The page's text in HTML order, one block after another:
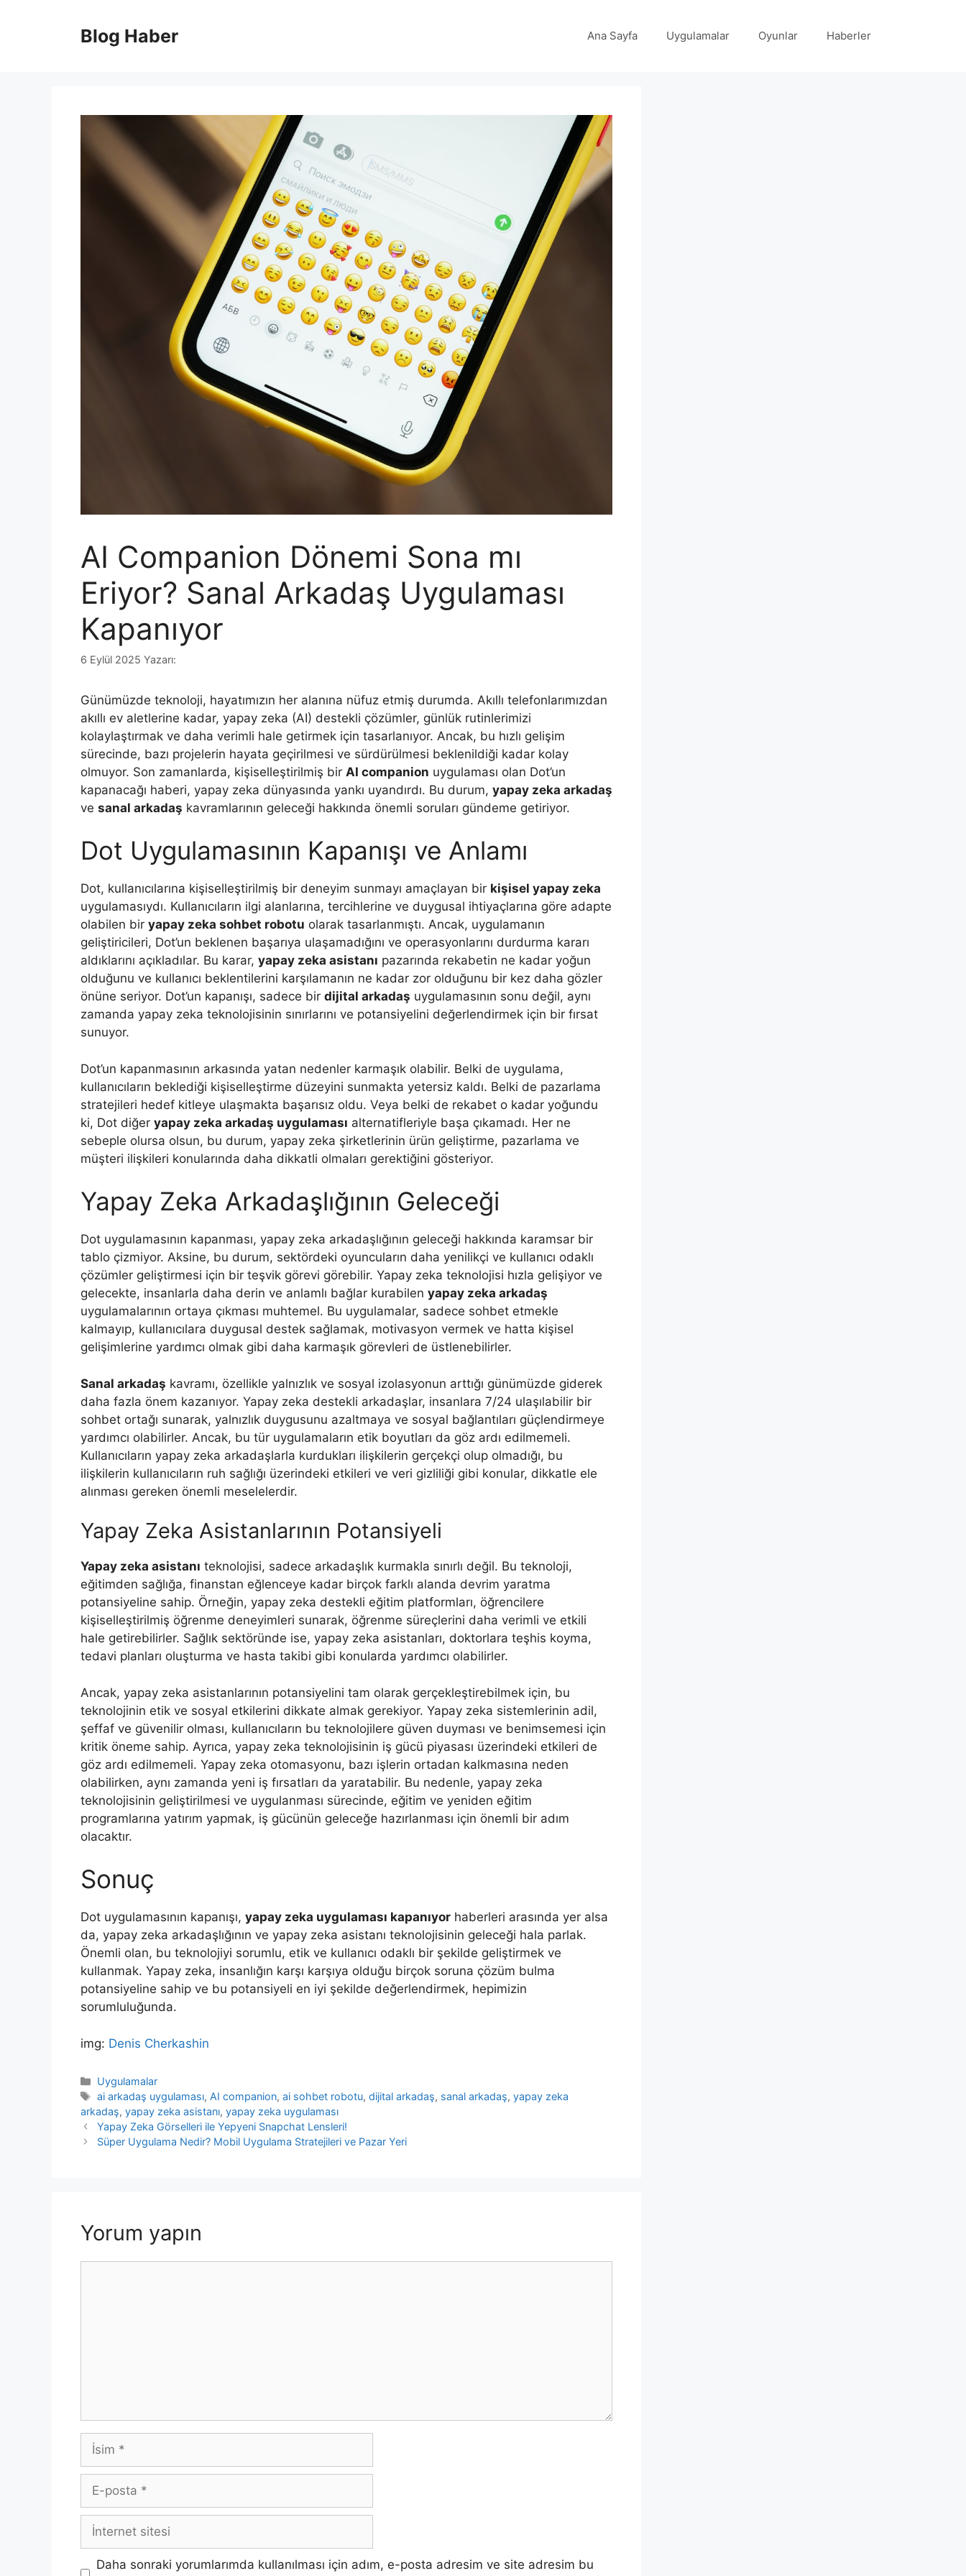
Blog Haber Ana Sayfa Uygulamalar Oyunlar Haberler
AI Companion Dönemi Sona mı
Eriyor? Sanal Arkadaş Uygulaması
Kapanıyor
6 Eylül 2025 Yazarı:
Günümüzde teknoloji, hayatımızın her alanına nüfuz etmiş durumda. Akıllı telefonlarımızdan
akıllı ev aletlerine kadar, yapay zeka (AI) destekli çözümler, günlük rutinlerimizi
kolaylaştırmak ve daha verimli hale getirmek için tasarlanıyor. Ancak, bu hızlı gelişim
sürecinde, bazı projelerin hayata geçirilmesi ve sürdürülmesi beklenildiği kadar kolay
olmuyor. Son zamanlarda, kişiselleştirilmiş bir AI companion uygulaması olan Dot’un
kapanacağı haberi, yapay zeka dünyasında yankı uyandırdı. Bu durum, yapay zeka arkadaş
ve sanal arkadaş kavramlarının geleceği hakkında önemli soruları gündeme getiriyor.
Dot Uygulamasının Kapanışı ve Anlamı
Dot, kullanıcılarına kişiselleştirilmiş bir deneyim sunmayı amaçlayan bir kişisel yapay zeka
uygulamasıydı. Kullanıcıların ilgi alanlarına, tercihlerine ve duygusal ihtiyaçlarına göre adapte
olabilen bir yapay zeka sohbet robotu olarak tasarlanmıştı. Ancak, uygulamanın
geliştiricileri, Dot’un beklenen başarıya ulaşamadığını ve operasyonlarını durdurma kararı
aldıklarını açıkladılar. Bu karar, yapay zeka asistanı pazarında rekabetin ne kadar yoğun
olduğunu ve kullanıcı beklentilerini karşılamanın ne kadar zor olduğunu bir kez daha gözler
önüne seriyor. Dot’un kapanışı, sadece bir dijital arkadaş uygulamasının sonu değil, aynı
zamanda yapay zeka teknolojisinin sınırlarını ve potansiyelini değerlendirmek için bir fırsat
sunuyor.
Dot’un kapanmasının arkasında yatan nedenler karmaşık olabilir. Belki de uygulama,
kullanıcıların beklediği kişiselleştirme düzeyini sunmakta yetersiz kaldı. Belki de pazarlama
stratejileri hedef kitleye ulaşmakta başarısız oldu. Veya belki de rekabet o kadar yoğundu
ki, Dot diğer yapay zeka arkadaş uygulaması alternatifleriyle başa çıkamadı. Her ne
sebeple olursa olsun, bu durum, yapay zeka şirketlerinin ürün geliştirme, pazarlama ve
müşteri ilişkileri konularında daha dikkatli olmaları gerektiğini gösteriyor.
Yapay Zeka Arkadaşlığının Geleceği
Dot uygulamasının kapanması, yapay zeka arkadaşlığının geleceği hakkında karamsar bir
tablo çizmiyor. Aksine, bu durum, sektördeki oyuncuların daha yenilikçi ve kullanıcı odaklı
çözümler geliştirmesi için bir teşvik görevi görebilir. Yapay zeka teknolojisi hızla gelişiyor ve
gelecekte, insanlarla daha derin ve anlamlı bağlar kurabilen yapay zeka arkadaş
uygulamalarının ortaya çıkması muhtemel. Bu uygulamalar, sadece sohbet etmekle
kalmayıp, kullanıcılara duygusal destek sağlamak, motivasyon vermek ve hatta kişisel
gelişimlerine yardımcı olmak gibi daha karmaşık görevleri de üstlenebilirler.
Sanal arkadaş kavramı, özellikle yalnızlık ve sosyal izolasyonun arttığı günümüzde giderek
daha fazla önem kazanıyor. Yapay zeka destekli arkadaşlar, insanlara 7/24 ulaşılabilir bir
sohbet ortağı sunarak, yalnızlık duygusunu azaltmaya ve sosyal bağlantıları güçlendirmeye
yardımcı olabilirler. Ancak, bu tür uygulamaların etik boyutları da göz ardı edilmemeli.
Kullanıcıların yapay zeka arkadaşlarla kurdukları ilişkilerin gerçekçi olup olmadığı, bu
ilişkilerin kullanıcıların ruh sağlığı üzerindeki etkileri ve veri gizliliği gibi konular, dikkatle ele
alınması gereken önemli meselelerdir.
Yapay Zeka Asistanlarının Potansiyeli
Yapay zeka asistanı teknolojisi, sadece arkadaşlık kurmakla sınırlı değil. Bu teknoloji,
eğitimden sağlığa, finanstan eğlenceye kadar birçok farklı alanda devrim yaratma
potansiyeline sahip. Örneğin, yapay zeka destekli eğitim platformları, öğrencilere
kişiselleştirilmiş öğrenme deneyimleri sunarak, öğrenme süreçlerini daha verimli ve etkili
hale getirebilirler. Sağlık sektöründe ise, yapay zeka asistanları, doktorlara teşhis koyma,
tedavi planları oluşturma ve hasta takibi gibi konularda yardımcı olabilirler.
Ancak, yapay zeka asistanlarının potansiyelini tam olarak gerçekleştirebilmek için, bu
teknolojinin etik ve sosyal etkilerini dikkate almak gerekiyor. Yapay zeka sistemlerinin adil,
şeffaf ve güvenilir olması, kullanıcıların bu teknolojilere güven duyması ve benimsemesi için
kritik öneme sahip. Ayrıca, yapay zeka teknolojisinin iş gücü piyasası üzerindeki etkileri de
göz ardı edilmemeli. Yapay zeka otomasyonu, bazı işlerin ortadan kalkmasına neden
olabilirken, aynı zamanda yeni iş fırsatları da yaratabilir. Bu nedenle, yapay zeka
teknolojisinin geliştirilmesi ve uygulanması sürecinde, eğitim ve yeniden eğitim
programlarına yatırım yapmak, iş gücünün geleceğe hazırlanması için önemli bir adım
olacaktır.
Sonuç
Dot uygulamasının kapanışı, yapay zeka uygulaması kapanıyor haberleri arasında yer alsa
da, yapay zeka arkadaşlığının ve yapay zeka asistanı teknolojisinin geleceği hala parlak.
Önemli olan, bu teknolojiyi sorumlu, etik ve kullanıcı odaklı bir şekilde geliştirmek ve
kullanmak. Yapay zeka, insanlığın karşı karşıya olduğu birçok soruna çözüm bulma
potansiyeline sahip ve bu potansiyeli en iyi şekilde değerlendirmek, hepimizin
sorumluluğunda.
img: Denis Cherkashin
Kategoriler
Uygulamalar
Etiketler
ai arkadaş uygulaması, AI companion,ai sohbet robotu,dijital arkadaş, sanal arkadaş,yapay zeka
arkadaş, yapay zeka asistanı, yapay zeka uygulaması
Yazı
dolaşımı
Yapay Zeka Görselleri ile Yepyeni Snapchat Lensleri!
Süper Uygulama Nedir? Mobil Uygulama Stratejileri ve Pazar Yeri
Yorum yapın
İsim
posta
İnternet
sitesi
Daha sonraki yorumlarımda kullanılması için adım, e-posta adresim ve site adresim bu